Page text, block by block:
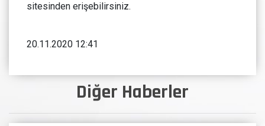
Diğer Haberler
sitesinden erişebilirsiniz.
20.11.2020 12:41